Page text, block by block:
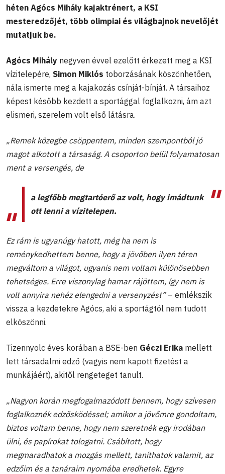
héten Agócs Mihály kajaktrénert, a KSI
mesteredzőjét, több olimpiai és világbajnok nevelőjét
mutatjuk be.
Agócs Mihály negyven évvel ezelőtt érkezett meg a KSI
vízitelepére, Simon Miklós toborzásának köszönhetően,
nála ismerte meg a kajakozás csínját-bínját. A társaihoz
képest később kezdett a sportággal foglalkozni, ám azt
elismeri, szerelem volt első látásra.
„Remek közegbe csöppentem, minden szempontból jó
magot alkotott a társaság. A csoporton belül folyamatosan
ment a versengés, de
a legfőbb megtartóerő az volt, hogy imádtunk
ott lenni a vízitelepen.
Ez rám is ugyanúgy hatott, még ha nem is
reménykedhettem benne, hogy a jövőben ilyen téren
megváltom a világot, ugyanis nem voltam különösebben
tehetséges. Erre viszonylag hamar rájöttem, így nem is
volt annyira nehéz elengedni a versenyzést”– emlékszik
vissza a kezdetekre Agócs, aki a sportágtól nem tudott
elköszönni.
Tizennyolc éves korában a BSE-ben Géczi Erika mellett
lett társadalmi edző (vagyis nem kapott fizetést a
munkájáért), akitől rengeteget tanult.
„Nagyon korán megfogalmazódott bennem, hogy szívesen
foglalkoznék edzősködéssel; amikor a jövőmre gondoltam,
biztos voltam benne, hogy nem szeretnék egy irodában
ülni, és papírokat tologatni. Csábított, hogy
megmaradhatok a mozgás mellett, taníthatok valamit, az
edzőim és a tanáraim nyomába eredhetek. Egyre